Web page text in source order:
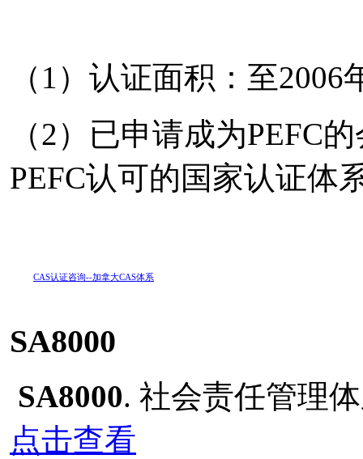
（1）认证面积：至
（2）已申请成为PEFC
PEFC认可的国家认证体
CAS认证咨询--加拿大CAS体系
SA8000
SA8000. 社会责任管理
点击查看